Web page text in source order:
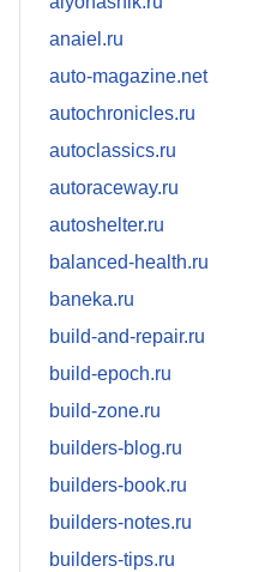
anaiel.ru
auto-magazine.net
autochronicles.ru
autoclassics.ru
autoraceway.ru
autoshelter.ru
balanced-health.ru
baneka.ru
build-and-repair.ru
build-epoch.ru
build-zone.ru
builders-blog.ru
builders-book.ru
builders-notes.ru
builders-tips.ru